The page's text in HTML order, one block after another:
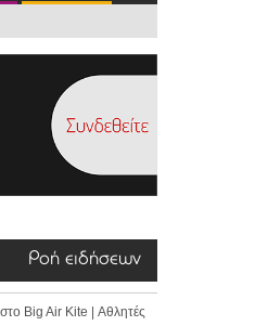
Ροή ειδήσεων
Big Air Kite | Αθλητές